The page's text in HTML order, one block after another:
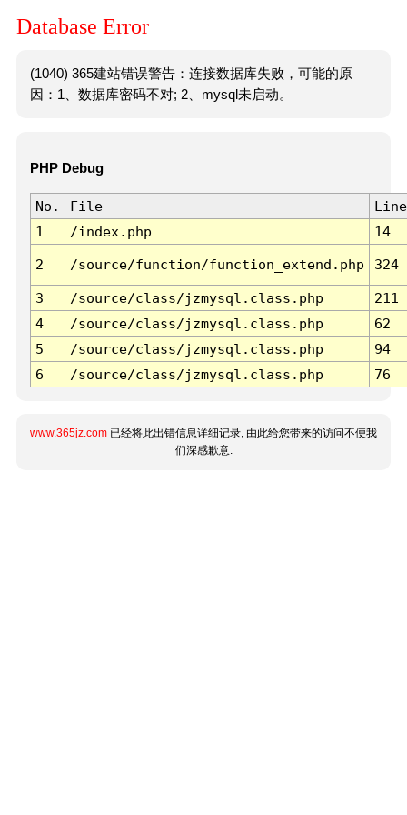
Database Error
(1040) 365建站错误警告：连接数据库失败，可能的原
因：1、数据库密码不对; 2、mysql未启动。
PHP Debug
No. File
Line
1
/index.php 14
2 /source/function/function_extend.php 324
3 /source/class/jzmysql.class.php
211
4
/source/class/jzmysql.class.php
62
5
/source/class/jzmysql.class.php
94
6
/source/class/jzmysql.class.php 76
www.365jz.com 已经将此出错信息详细记录, 由此给您带来的访问不便我
们深感歉意.